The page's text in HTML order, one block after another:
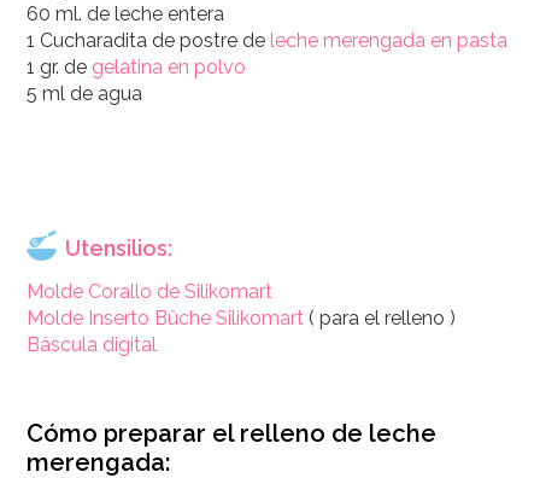
60 ml. de leche entera
1 Cucharadita de postre de leche merengada en pasta
1 gr. de gelatina en polvo
5 ml de agua
Utensilios:
Molde Corallo de Silikomart
Molde Inserto Bûche Silikomart( para el relleno )
Báscula digital
Cómo preparar el relleno de leche
merengada: